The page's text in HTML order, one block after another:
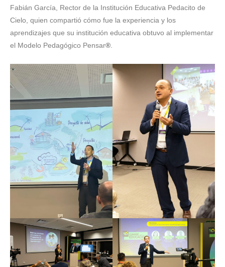
Fabián García, Rector de la Institución Educativa Pedacito de
Cielo, quien compartió cómo fue la experiencia y los
aprendizajes que su institución educativa obtuvo al implementar
el Modelo Pedagógico Pensar®.